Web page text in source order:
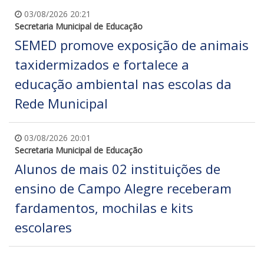
03/08/2026 20:21
Secretaria Municipal de Educação
SEMED promove exposição de animais
taxidermizados e fortalece a
educação ambiental nas escolas da
Rede Municipal
03/08/2026 20:01
Secretaria Municipal de Educação
Alunos de mais 02 instituições de
ensino de Campo Alegre receberam
fardamentos, mochilas e kits
escolares